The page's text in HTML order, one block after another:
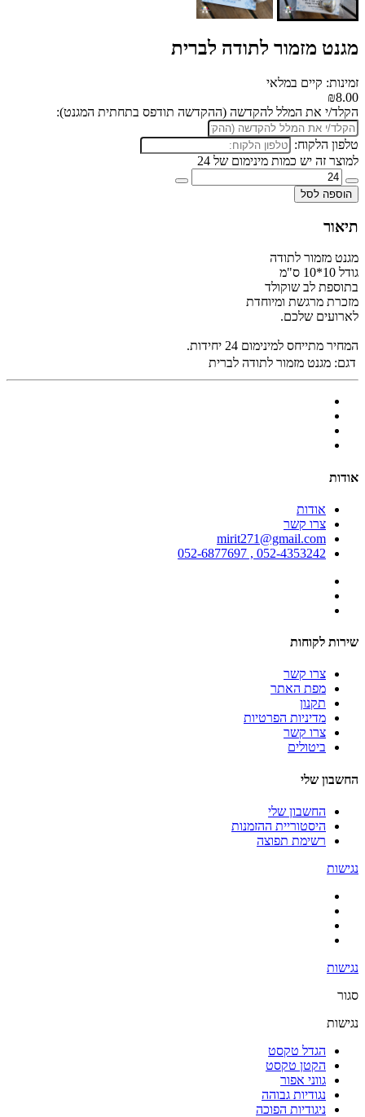
מגנט מזמור לתודה לברית
זמינות: קיים במלאי
₪8.00
הקלד/י את המלל להקדשה (ההקדשה תודפס בתחתית המגנט):
טלפון הלקוח:
למוצר זה יש כמות מינימום של 24
הוספה לסל
תיאור
מגנט מזמור לתודה
גודל 10*10 ס"מ
בתוספת לב שוקולד
מזכרת מרגשת ומיוחדת
לארועים שלכם.
המחיר מתייחס למינימום 24 יחידות.
דגם: מגנט מזמור לתודה לברית
אודות
אודות
צרו קשר
mirit271@gmail.com
052-4353242 , 052-6877697
שירות לקוחות
צרו קשר
מפת האתר
תקנון
מדיניות הפרטיות
צרו קשר
ביטולים
החשבון שלי
החשבון שלי
היסטוריית ההזמנות
רשימת תפוצה
נגישות
נגישות
סגור
נגישות
הגדל טקסט
הקטן טקסט
גווני אפור
נגודיות גבוהה
ניגודיות הפוכה